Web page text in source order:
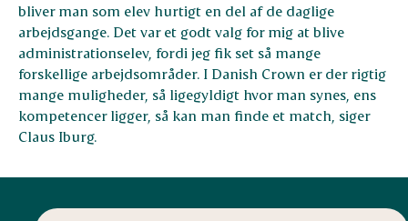
bliver man som elev hurtigt en del af de daglige
arbejdsgange. Det var et godt valg for mig at blive
administrationselev, fordi jeg fik set så mange
forskellige arbejdsområder. I Danish Crown er der rigtig
mange muligheder, så ligegyldigt hvor man synes, ens
kompetencer ligger, så kan man finde et match, siger
Claus Iburg.